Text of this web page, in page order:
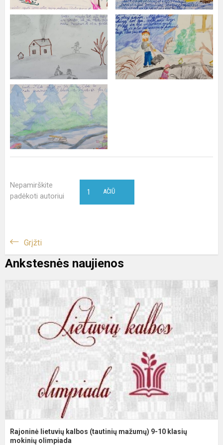
Nepamirškite
padėkoti autoriui
AČIŪ
1
Grįžti
Ankstesnės naujienos
Rajoninė lietuvių kalbos (tautinių mažumų) 9-10 klasių
mokinių olimpiada